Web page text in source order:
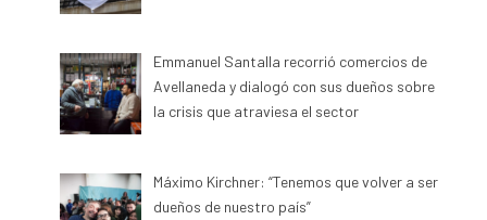
Emmanuel Santalla recorrió comercios de
Avellaneda y dialogó con sus dueños sobre
la crisis que atraviesa el sector
Máximo Kirchner: “Tenemos que volver a ser
dueños de nuestro país”